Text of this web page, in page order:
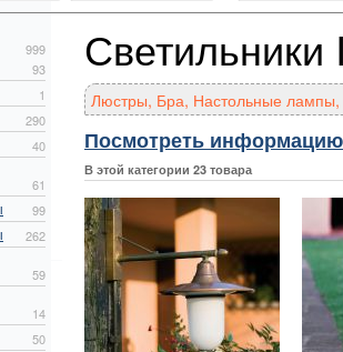
999
93
1
290
40
61
99
262
59
14
50
Светильники
Люстры, Бра, Настольные лампы,
Посмотреть
В этой категории 23 товара